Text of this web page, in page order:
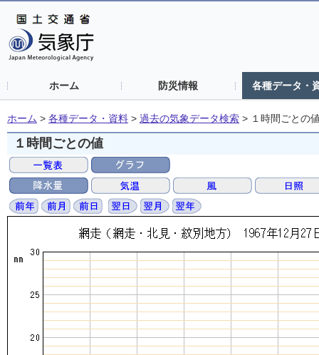
ホーム 防災情報 各種データ・
ホーム > 各種データ・資料 > 過去の気象データ検索 > １時間ごとの
１時間ごとの値